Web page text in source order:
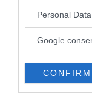
Please note that
not limited to your
use your data for
consent section.
Personal
Google
CONFIRM
Prenumerera